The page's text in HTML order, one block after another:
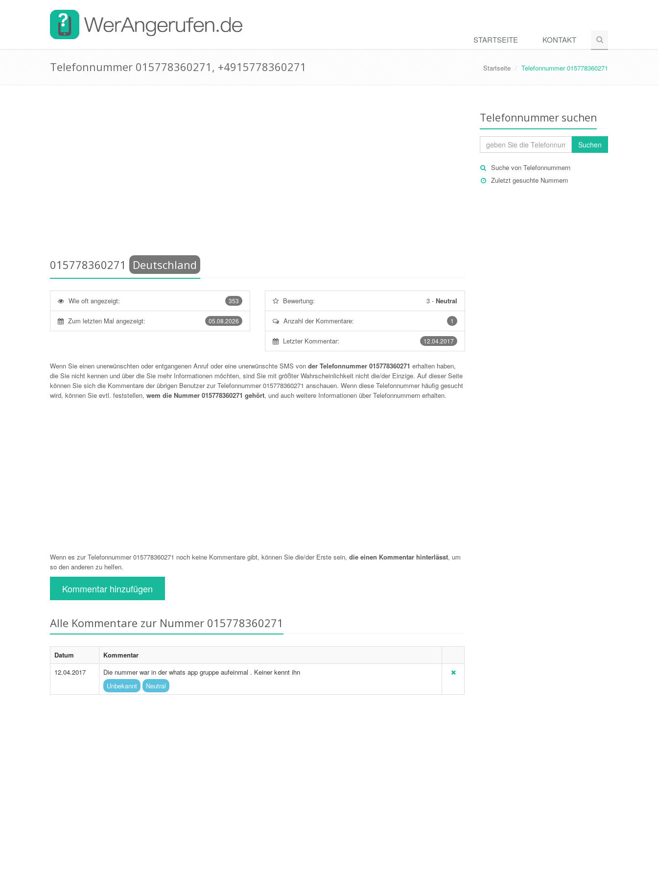
STARTSEITE KONTAKT
Telefonnummer 015778360271, +4915778360271 Startseite Telefonnummer 015778360271
015778360271 Deutschland
353
Wie oft angezeigt:
05.08.2026
Zum letzten Mal angezeigt:
Bewertung: 3- Neutral
1
Anzahl der Kommentare:
12.04.2017
Letzter Kommentar:
Wenn Sie einen unerwünschten oder entgangenen Anruf oder eine unerwünschte SMS von der Telefonnummer 015778360271 erhalten haben,
die Sie nicht kennen und über die Sie mehr Informationen möchten, sind Sie mit größter Wahrscheinlichkeit nicht die/der Einzige. Auf dieser Seite
können Sie sich die Kommentare der übrigen Benutzer zur Telefonnummer015778360271 anschauen. Wenn diese Telefonnummer häufig gesucht
wird, können Sie evtl. feststellen, wem die Nummer 015778360271 gehört, und auch weitere Informationen über Telefonnummern erhalten.
Wenn es zur Telefonnummer 015778360271 noch keine Kommentare gibt, können Sie die/der Erste sein, die einen Kommentar hinterlässt, um
so den anderen zu helfen.
Kommentar hinzufügen
Alle Kommentare zur Nummer 015778360271
Datum
Kommentar
12.04.2017
Die nummer war in der whats app gruppe aufeinmal . Keiner kennt ihn
Unbekannt
Neutral
Telefonnummer suchen
Suchen
Suche von Telefonnummern
Zuletzt gesuchte Nummern